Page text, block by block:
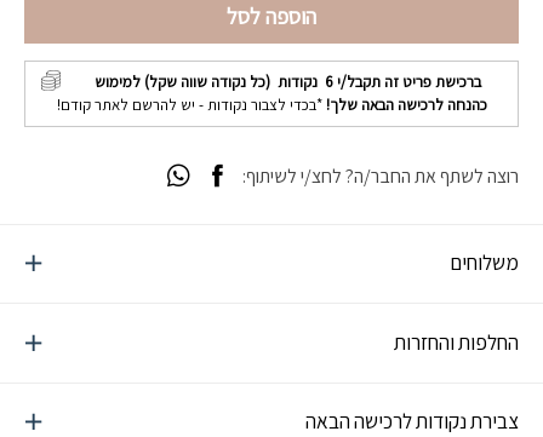
הוספה לסל
ברכישת פריט זה תקבל/י6 נקודות (כל נקודה שווה שקל) למימוש
כהנחה לרכישה הבאה שלך! *בכדי לצבור נקודות - יש להרשם לאתר קודם!
משלוחים
החלפות והחזרות
צבירת נקודות לרכישה הבאה
רוצה לשתף את החבר/ה? לחצ/י לשיתוף: